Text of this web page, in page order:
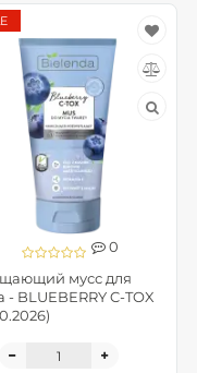
0
мусс для
- BLUEBERRY C-TOX